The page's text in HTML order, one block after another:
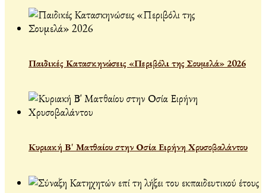
Παιδικές Κατασκηνώσεις «Περιβόλι της Σουμελά» 2026
Κυριακή Β' Ματθαίου στην Οσία Ειρήνη Χρυσοβαλάντου